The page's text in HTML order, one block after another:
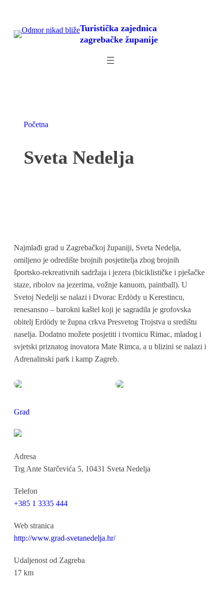
sadržaja
Turistička zajednica
zagrebačke županije
Početna
Sveta Nedelja
Najmlađi grad u Zagrebačkoj županiji, Sveta Nedelja,
omiljeno je odredište brojnih posjetitelja zbog brojnih
športsko-rekreativnih sadržaja i jezera (biciklističke i pješačke
staze, ribolov na jezerima, vožnje kanuom, paintball). U
Svetoj Nedelji se nalazi i Dvorac Erdödy u Kerestincu,
renesansno – barokni kaštel koji je sagradila je grofovska
obitelj Erdödy te župna crkva Presvetog Trojstva u središtu
naselja. Dodatno možete posjetiti i tvornicu Rimac, mladog i
svjetski priznatog inovatora Mate Rimca, a u blizini se nalazi i
Adrenalinski park i kamp Zagreb.
Grad
Adresa
Trg Ante Starčevića 5, 10431 Sveta Nedelja
Telefon
+385 1 3335 444
Web stranica
http://www.grad-svetanedelja.hr/
Udaljenost od Zagreba
17 km